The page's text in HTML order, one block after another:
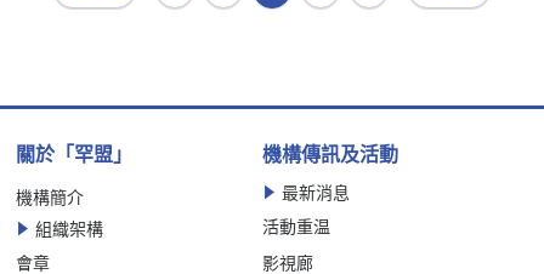
關於「罕盟」
機構簡介
組織架構
會章
機構傳訊及活動
最新消息
活動重温
影視廊